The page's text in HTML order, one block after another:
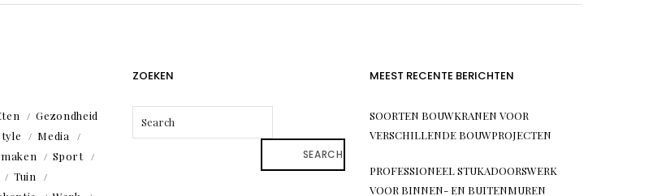
Gezondheid
Media
Sport
Tuin
ZOEKEN
SEARCH
MEEST RECENTE BERICHTEN
SOORTEN BOUWKRANEN VOOR
VERSCHILLENDE BOUWPROJECTEN
PROFESSIONEEL STUKADOORSWERK
VOOR BINNEN- EN BUITENMUREN